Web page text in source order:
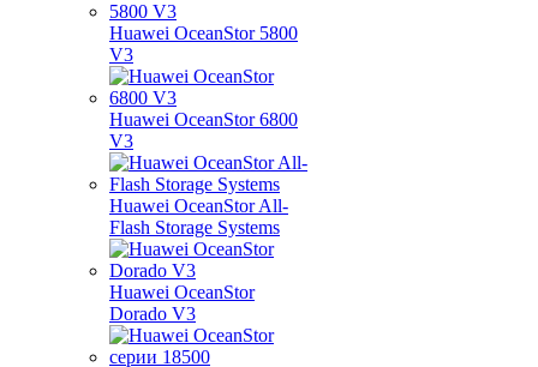
Huawei OceanStor 5800
V3
Huawei OceanStor 6800
V3
Huawei OceanStor All-
Flash Storage Systems
Huawei OceanStor
Dorado V3